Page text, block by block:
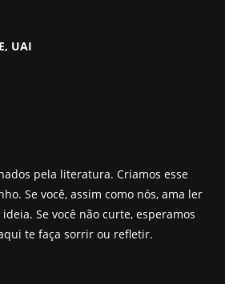
UAI
pela literatura. Criamos esse
Se você, assim como nós, ama ler
Se você não curte, esperamos
te faça sorrir ou refletir.